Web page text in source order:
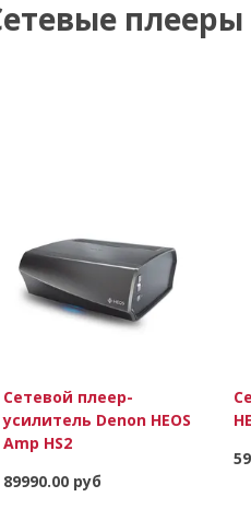
Сетевой плеер-
усилитель Denon HEOS
Amp HS2
89990.00 руб